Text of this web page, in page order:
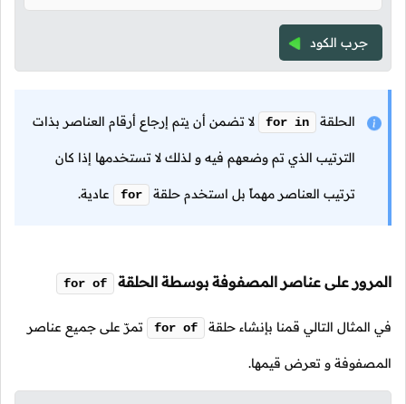
جرب الكود
الحلقة for in لا تضمن أن يتم إرجاع أرقام العناصر بذات
الترتيب الذي تم وضعهم فيه و لذلك لا تستخدمها إذا كان
ترتيب العناصر مهماً بل استخدم حلقة for عادية.
المرور على عناصر المصفوفة بوسطة الحلقة for of
في المثال التالي قمنا بإنشاء حلقة for of تمرّ على جميع عناصر
المصفوفة و تعرض قيمها.